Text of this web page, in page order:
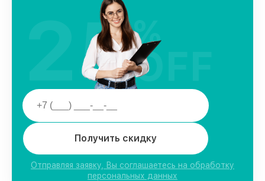
Получить скидку
Отправляя заявку, Вы соглашаетесь на обработку
персональных данных
25%
OFF